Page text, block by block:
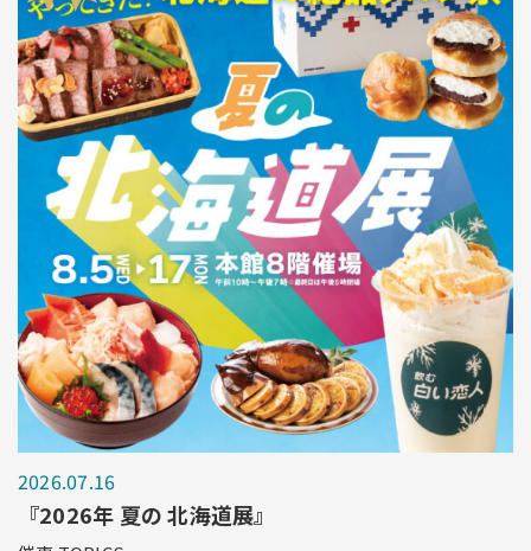
2026.07.16
『2026年 夏の 北海道展』